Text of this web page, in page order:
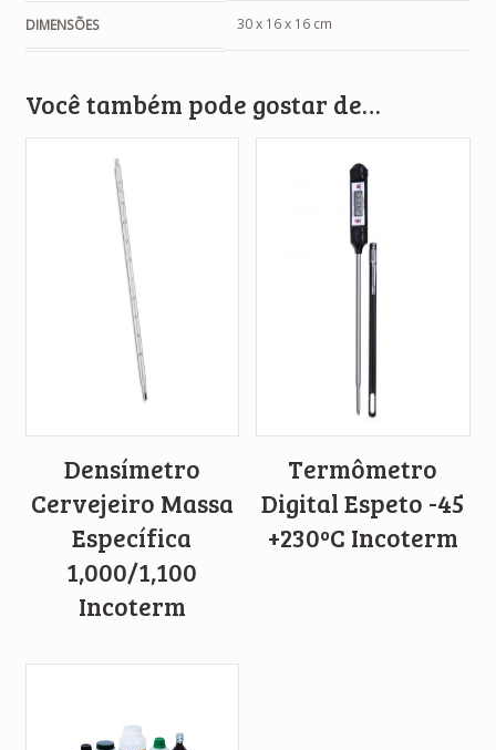
DIMENSÕES 30 x 16 x 16 cm
Você também pode gostar de…
Densímetro
Cervejeiro Massa
Específica
1,000/1,100
Incoterm
Termômetro
Digital Espeto -45
+230ºC Incoterm